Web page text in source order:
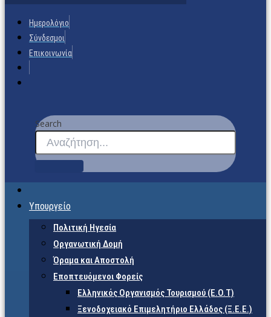
Ημερολόγιο
Σύνδεσμοι
Επικοινωνία
Search
Υπουργείο
Πολιτική Ηγεσία
Οργανωτική Δομή
Όραμα και Αποστολή
Εποπτευόμενοι Φορείς
Eλληνικός Οργανισμός Τουρισμού (Ε.Ο.Τ)
Ξενοδοχειακό Επιμελητήριο Ελλάδος (Ξ.Ε.Ε.)